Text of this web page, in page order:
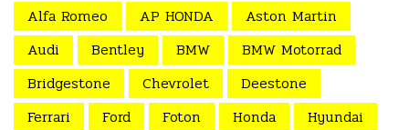
Alfa Romeo AP HONDA
Aston Martin
Audi
Bentley BMW
BMW Motorrad
Bridgestone
Chevrolet
Deestone
Ferrari
Ford Foton Honda
Hyundai